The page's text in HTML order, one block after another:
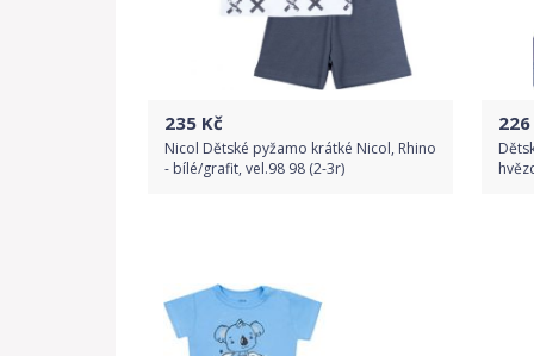
235 Kč
Nicol Dětské pyžamo krátké Nicol, Rhino
- bílé/grafit, vel.98 98 (2-3r)
Detail produktu
226